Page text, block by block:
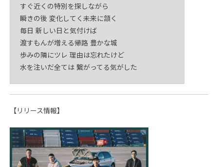
すぐ近くの特別を探しながら
瞬きの後 変化してく未来に頷く
毎日 新しい日と気付けば
渡すもんが増える帰路 豊かな城
歩みの隣にツレ 理由は忘れたけど
水を注いだ全ては 繋がってる気がした
【リリース情報】